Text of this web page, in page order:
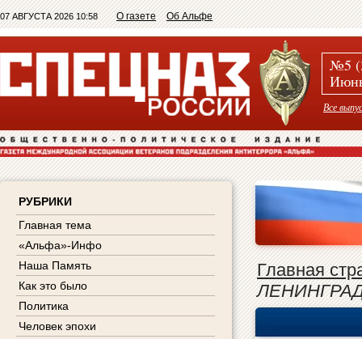
07 АВГУСТА 2026 10:58 О газете Об Альфе
№5
Все
РУБРИКИ
Главная тема
«Альфа»-Инфо
Наша Память
Как это было
Политика
Человек эпохи
Главная